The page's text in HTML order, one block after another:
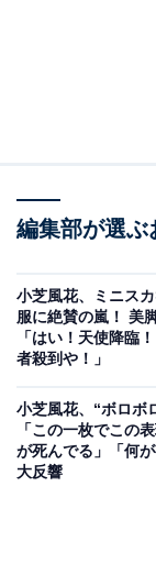
編集部が選ぶ
小芝風花、ミニス
服に絶賛の嵐！ 美
「はい！天使降臨
者殺到や！」
小芝風花、“ボロボ
「この一枚でこの
が死んでる」「何
大反響